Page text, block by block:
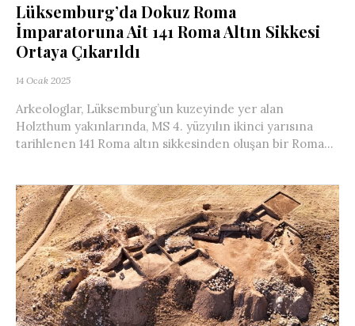
Lüksemburg’da Dokuz Roma
İmparatoruna Ait 141 Roma Altın Sikkesi
Ortaya Çıkarıldı
14 Ocak 2025
Arkeologlar, Lüksemburg’un kuzeyinde yer alan
Holzthum yakınlarında, MS 4. yüzyılın ikinci yarısına
tarihlenen 141 Roma altın sikkesinden oluşan bir Roma...